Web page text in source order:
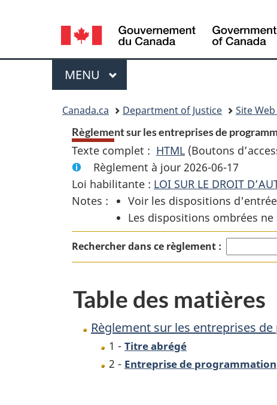
Language
selection
Menu
MENU PRINCIPAL
Canada.ca Department of Justice Site
Règlement sur les entreprises de
Texte complet : HTML Texte
complet
:
Règlement
sur
les
entreprises
(Boutons
Règlement à jour 2026-06-17
Loi habilitante : LOI SUR LE DROIT
Notes :
Voir les dispositions
Les dispositions ombrées
Rechercher dans ce règlement :
Table des matières
Règlement sur les entreprises
1 - Titre abrégé
2 - Entreprise de programmation